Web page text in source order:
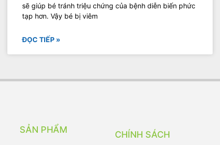
sẽ giúp bé tránh triệu chứng của bệnh diễn biến phức
tạp hơn. Vậy bé bị viêm
ĐỌC TIẾP »
SẢN PHẨM CHÍNH SÁCH